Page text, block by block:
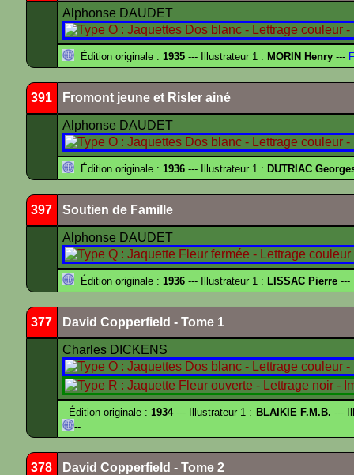
Alphonse DAUDET
Édition originale : 1935 --- Illustrateur 1 : MORIN Henry ---
391 Fromont jeune et Risler ainé
Alphonse DAUDET
Édition originale : 1936 --- Illustrateur 1 : DUTRIAC
397 Soutien de Famille
Alphonse DAUDET
Édition originale : 1936 --- Illustrateur 1 : LISSAC Pierre ---
377 David Copperfield - Tome 1
Charles DICKENS
Édition originale :1934--- Illustrateur 1 : BLAIKIE F.M.B. ---
--
378 David Copperfield - Tome 2